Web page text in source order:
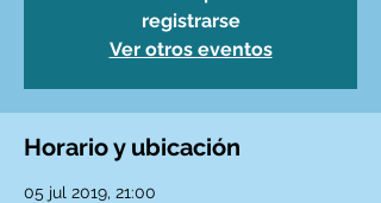
registrarse
Ver otros eventos
Horario y ubicación
05 jul 2019, 21:00